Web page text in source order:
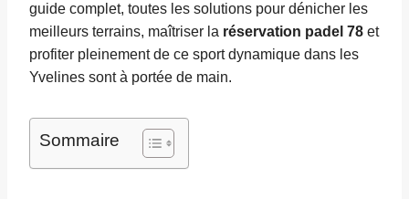
guide complet, toutes les solutions pour dénicher les
meilleurs terrains, maîtriser la réservation padel 78 et
profiter pleinement de ce sport dynamique dans les
Yvelines sont à portée de main.
Sommaire